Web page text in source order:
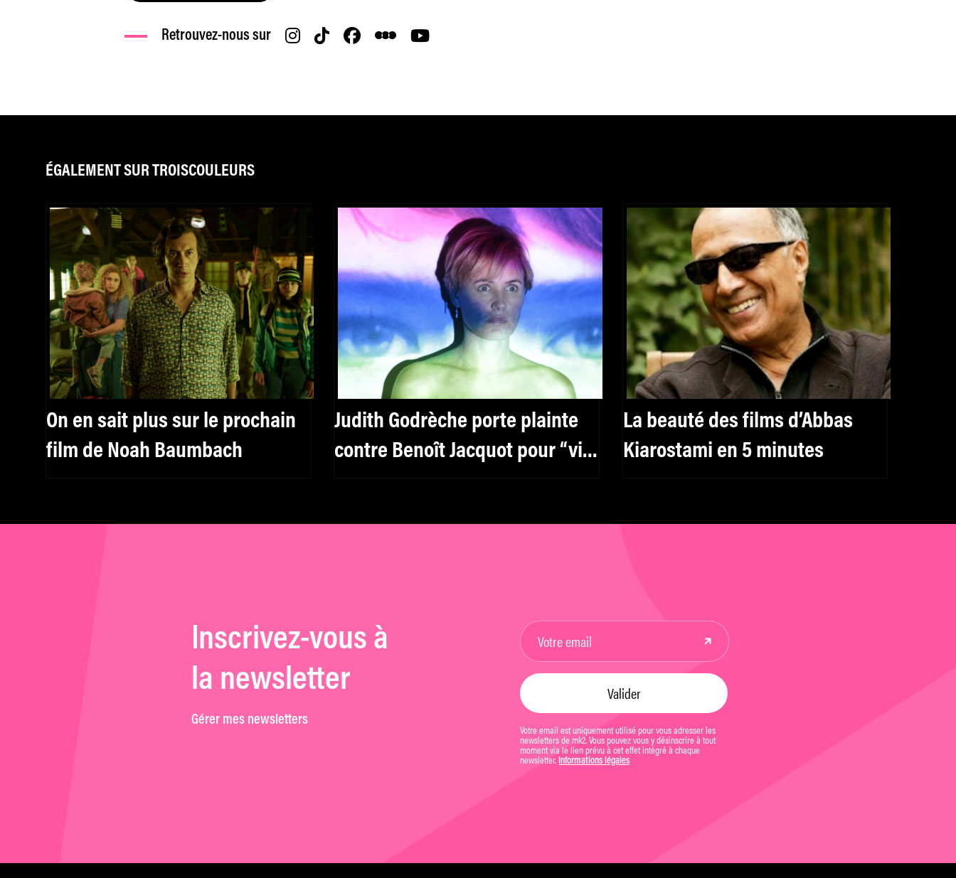
Retrouvez-nous sur
ÉGALEMENT SUR TROISCOULEURS
On en sait plus sur le prochain
film de Noah Baumbach
Judith Godrèche porte plainte
contre Benoît Jacquot pour “viol
La beauté des films d’Abbas
Kiarostami en 5 minutes
Inscrivez-vous à
la newsletter
Gérer mes newsletters
Votre email est uniquement utilisé pour vous adresser les
newsletters de mk2. Vous pouvez vous y désinscrire à tout
moment via le lien prévu à cet effet intégré à chaque
newsletter. Informations légales